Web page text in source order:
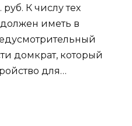
К числу тех
иметь в
домкрат, который
для…